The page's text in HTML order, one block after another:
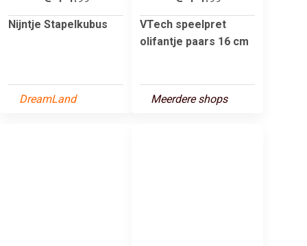
Nijntje Stapelkubus
DreamLand
VTech speelpret
olifantje paars 16 cm
Meerdere shops